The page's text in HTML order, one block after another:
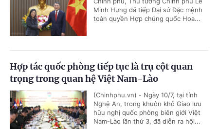
Minh Hưng đã tiếp Đại sứ Đặc mệnh
toàn quyền Hợp chúng quốc Hoa...
Hợp tác quốc phòng tiếp tục là trụ cột quan
trọng trong quan hệ Việt Nam-Lào
(Chinhphu.vn) - Ngày 10/7, tại tỉnh
Nghệ An, trong khuôn khổ Giao lưu
hữu nghị quốc phòng biên giới Việt
Nam-Lào lần thứ 3, đã diễn ra hội...